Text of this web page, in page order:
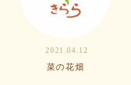
2021.04.12
菜の花畑